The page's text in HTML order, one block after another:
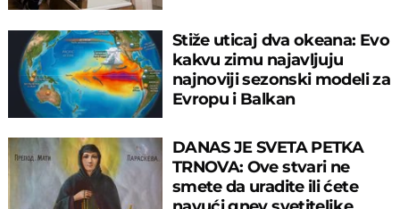
Stiže uticaj dva okeana: Evo
kakvu zimu najavljuju
najnoviji sezonski modeli za
Evropu i Balkan
DANAS JE SVETA PETKA
TRNOVA: Ove stvari ne
smete da uradite ili ćete